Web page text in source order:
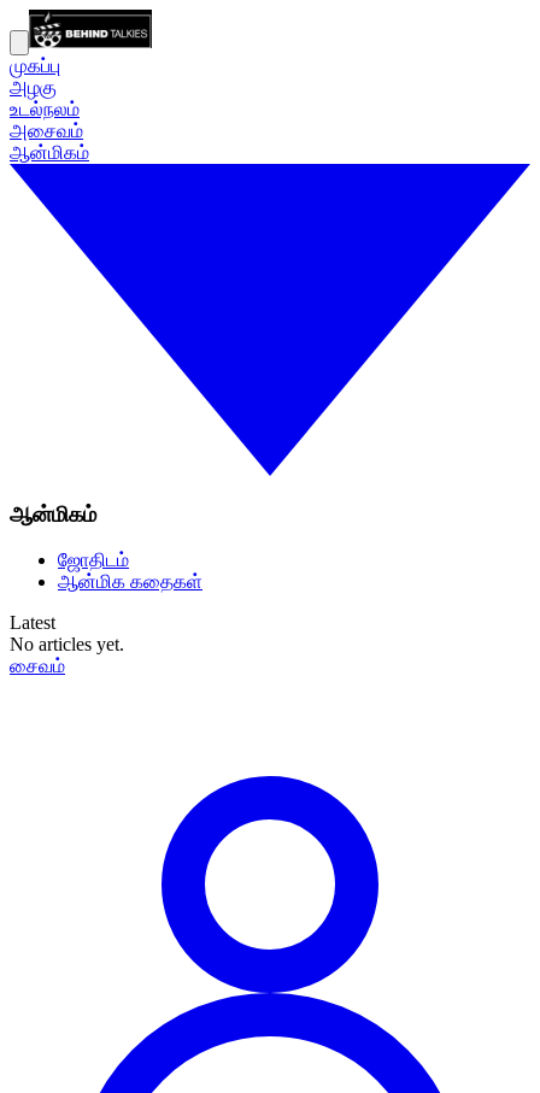
முகப்பு
அழகு
உடல்நலம்
அசைவம்
ஆன்மிகம்
ஆன்மிகம்
ஜோதிடம்
ஆன்மிக கதைகள்
Latest
No articles yet.
சைவம்